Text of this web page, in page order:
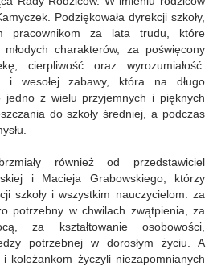
Podziękowała dyrekcji szkoły,
pracownikom za lata trudu, które
młodych charakterów, za poświęcony
cierpliwość oraz wyrozumiałość.
i wesołej zabawy, która na długo
jedno z wielu przyjemnych i pięknych
do szkoły średniej, a podczas
również od przedstawiciel
i Macieja Grabowskiego, którzy
szkoły i wszystkim nauczycielom: za
potrzebny w chwilach zwątpienia, za
za kształtowanie osobowości,
potrzebnej w dorosłym życiu. A
koleżankom życzyli niezapomnianych